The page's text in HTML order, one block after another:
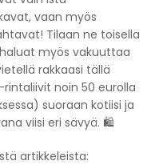
vaan myös
Tilaan ne toisella
myös vakuuttaa
rakkaasi tällä
noin 50 eurolla
suoraan kotiisi ja
viisi eri sävyä. 🛍
artikkeleista: